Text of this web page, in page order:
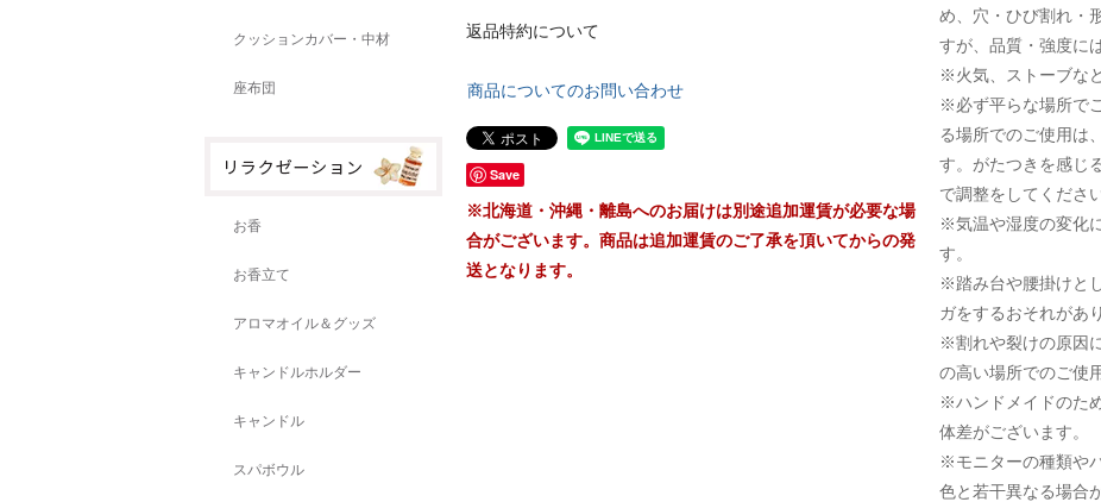
クッションカバー・中材
座布団
お香
お香立て
アロマオイル＆グッズ
キャンドルホルダー
キャンドル
スパボウル
返品特約について
商品についてのお問い合わせ
Save
※北海道・沖縄・離島へのお届けは別途追加運賃が必要な場
合がございます。商品は追加運賃のご了承を頂いてからの発
送となります。
め、穴・ひび割れ・
すが、品質・強度に
※火気、ストーブな
※必ず平らな場所で
る場所でのご使用は
す。がたつきを感じ
で調整をしてください
※気温や湿度の変化
す。
※踏み台や腰掛けと
ガをするおそれがあ
※割れや裂けの原因
の高い場所でのご使
※ハンドメイドのた
体差がございます。
※モニターの種類や
色と若干異なる場合